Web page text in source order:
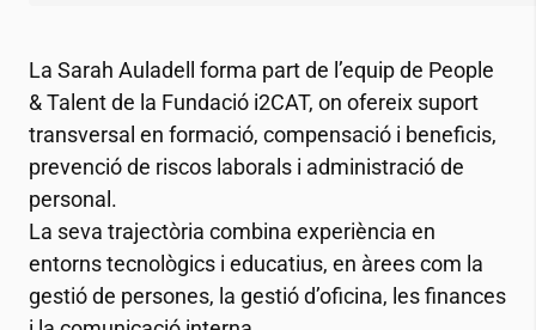
La Sarah Auladell forma part de l’equip de People
& Talent de la Fundació i2CAT, on ofereix suport
transversal en formació, compensació i beneficis,
prevenció de riscos laborals i administració de
personal.
La seva trajectòria combina experiència en
entorns tecnològics i educatius, en àrees com la
gestió de persones, la gestió d’oficina, les finances